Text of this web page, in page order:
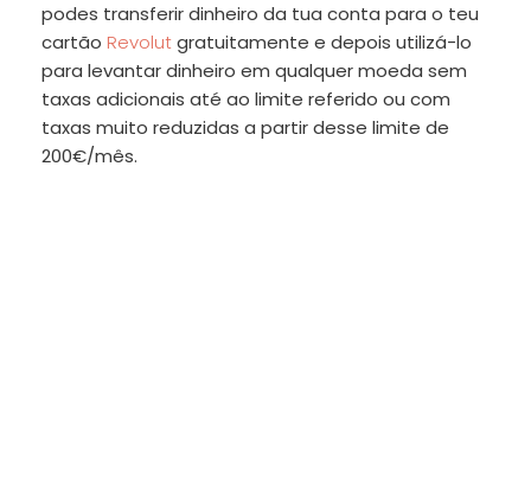
podes transferir dinheiro da tua conta para o teu
cartão Revolutgratuitamente e depois utilizá-lo
para levantar dinheiro em qualquer moeda sem
taxas adicionais até ao limite referido ou com
taxas muito reduzidas a partir desse limite de
200€/mês.